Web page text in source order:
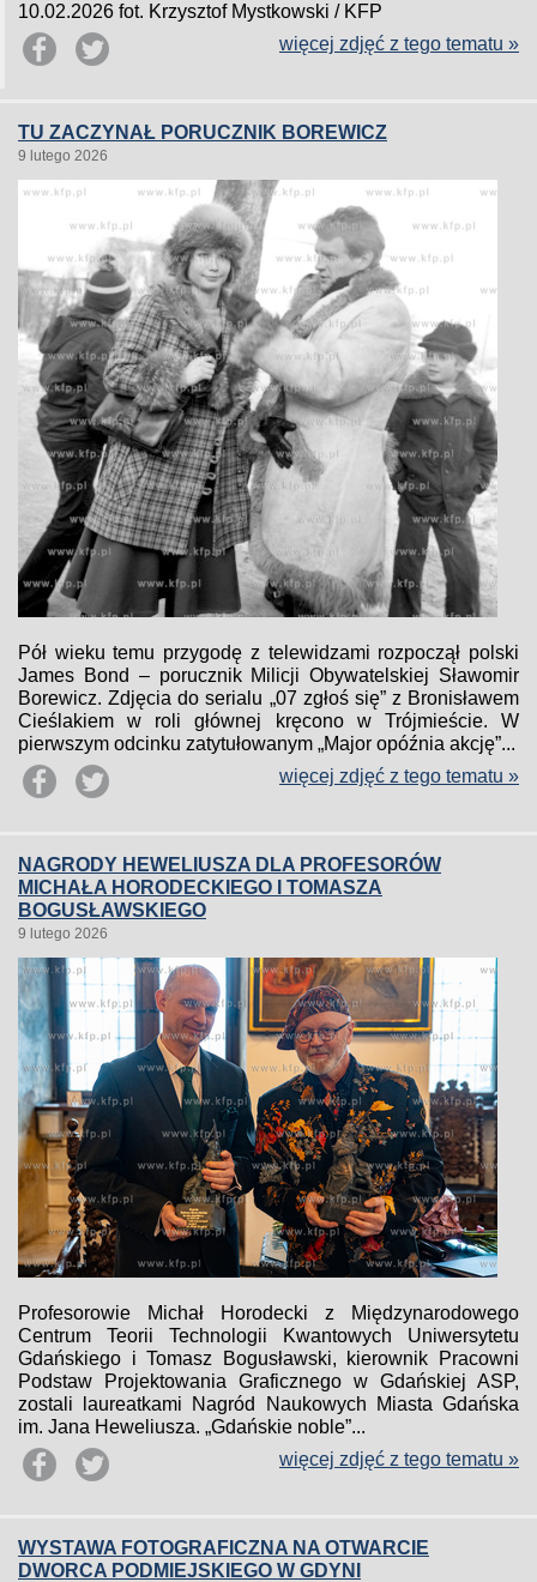
10.02.2026 fot. Krzysztof Mystkowski / KFP
więcej zdjęć z tego tematu »
TU ZACZYNAŁ PORUCZNIK BOREWICZ
9 lutego 2026
Pół wieku temu przygodę z telewidzami rozpoczął polski
James Bond – porucznik Milicji Obywatelskiej Sławomir
Borewicz. Zdjęcia do serialu „07 zgłoś się” z Bronisławem
Cieślakiem w roli głównej kręcono w Trójmieście. W
pierwszym odcinku zatytułowanym „Major opóźnia akcję”...
więcej zdjęć z tego tematu »
NAGRODY HEWELIUSZA DLA PROFESORÓW
MICHAŁA HORODECKIEGO I TOMASZA
BOGUSŁAWSKIEGO
9 lutego 2026
Profesorowie Michał Horodecki z Międzynarodowego
Centrum Teorii Technologii Kwantowych Uniwersytetu
Gdańskiego i Tomasz Bogusławski, kierownik Pracowni
Podstaw Projektowania Graficznego w Gdańskiej ASP,
zostali laureatkami Nagród Naukowych Miasta Gdańska
im. Jana Heweliusza. „Gdańskie noble”...
więcej zdjęć z tego tematu »
WYSTAWA FOTOGRAFICZNA NA OTWARCIE
DWORCA PODMIEJSKIEGO W GDYNI